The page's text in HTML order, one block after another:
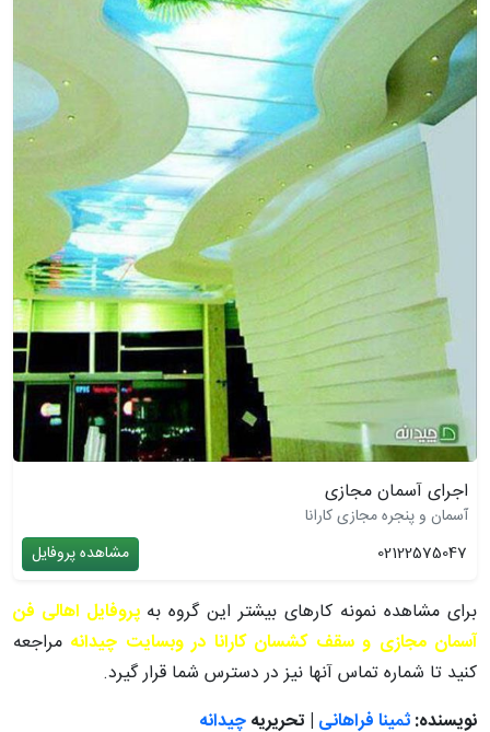
اجرای آسمان مجازی
آسمان و پنجره مجازی کارانا
02122575047
مشاهده پروفایل
برای مشاهده نمونه کارهای بیشتر این گروه به پروفایل اهالی فن
آسمان مجازی و سقف کشسان کارانا در وبسایت چیدانه مراجعه
کنید تا شماره تماس آنها نیز در دسترس شما قرار گیرد.
نویسنده:ثمینا فراهانی | تحریریهچیدانه